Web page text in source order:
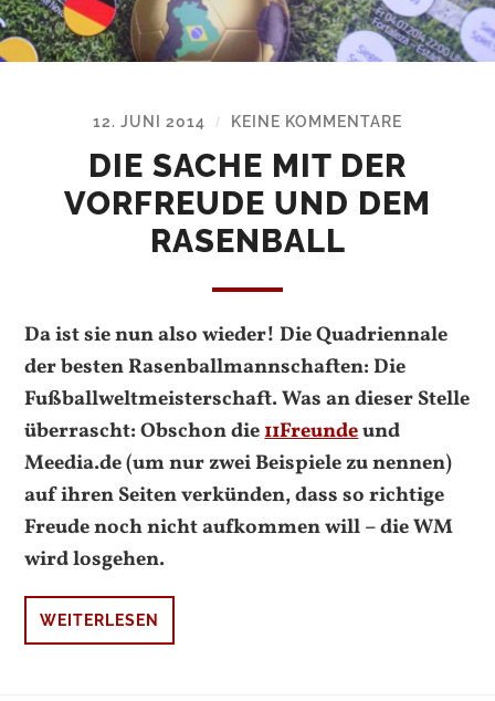
12. JUNI 2014 / KEINE KOMMENTARE
DIE SACHE MIT DER
VORFREUDE UND DEM
RASENBALL
Da ist sie nun also wieder! Die Quadriennale
der besten Rasenballmannschaften: Die
Fußballweltmeisterschaft. Was an dieser Stelle
überrascht: Obschon die11Freundeund
Meedia.de (um nur zwei Beispiele zu nennen)
auf ihren Seiten verkünden, dass so richtige
Freude noch nicht aufkommen will – die WM
wird losgehen.
WEITERLESEN